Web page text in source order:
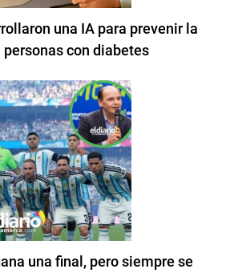
una IA para prevenir la
con diabetes
una final, pero siempre se